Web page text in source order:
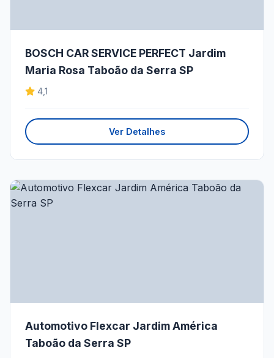
BOSCH CAR SERVICE PERFECT Jardim
Maria Rosa Taboão da Serra SP
4,1
Ver Detalhes
Automotivo Flexcar Jardim América
Taboão da Serra SP